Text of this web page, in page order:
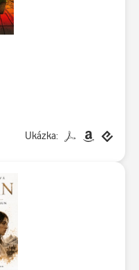
Ukázka: